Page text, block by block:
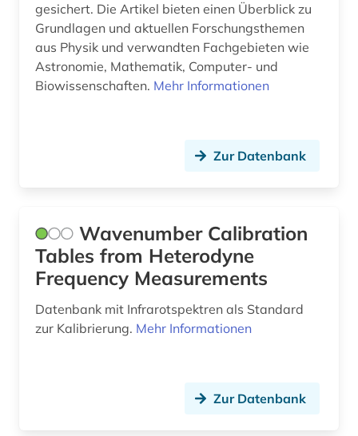
gesichert. Die Artikel bieten einen Überblick zu
Grundlagen und aktuellen Forschungsthemen
aus Physik und verwandten Fachgebieten wie
Astronomie, Mathematik, Computer- und
Biowissenschaften. Mehr Informationen
Zur Datenbank
Wavenumber Calibration
Tables from Heterodyne
Frequency Measurements
Datenbank mit Infrarotspektren als Standard
zur Kalibrierung. Mehr Informationen
Zur Datenbank